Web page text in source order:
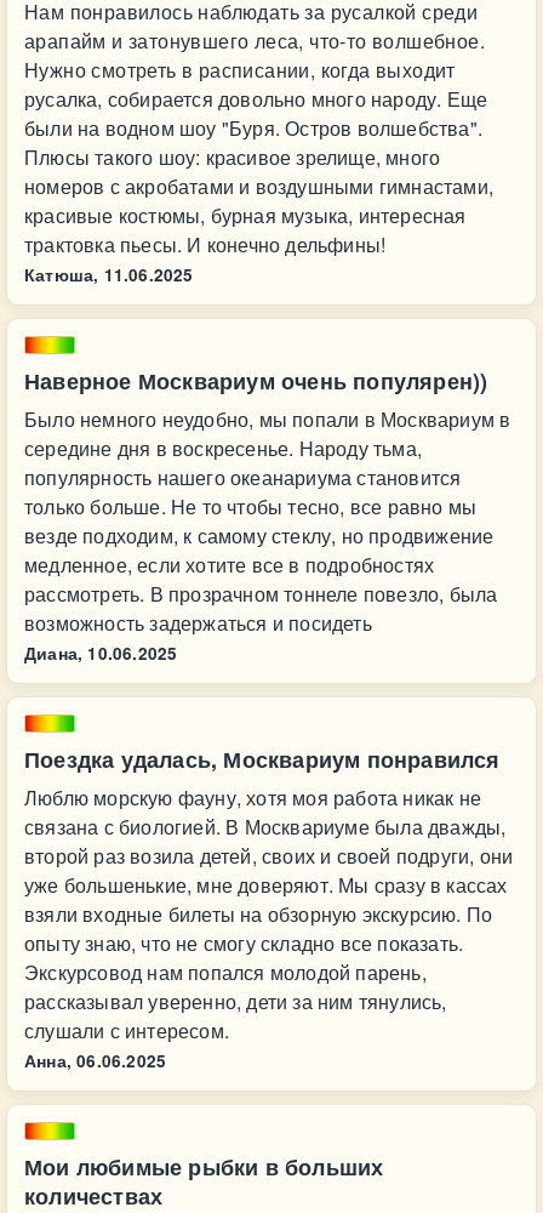
Нам понравилось наблюдать за русалкой среди
арапайм и затонувшего леса, что-то волшебное.
Нужно смотреть в расписании, когда выходит
русалка, собирается довольно много народу. Еще
были на водном шоу "Буря. Остров волшебства".
Плюсы такого шоу: красивое зрелище, много
номеров с акробатами и воздушными гимнастами,
красивые костюмы, бурная музыка, интересная
трактовка пьесы. И конечно дельфины!
Катюша, 11.06.2025
Наверное Москвариум очень популярен))
Было немного неудобно, мы попали в Москвариум в
середине дня в воскресенье. Народу тьма,
популярность нашего океанариума становится
только больше. Не то чтобы тесно, все равно мы
везде подходим, к самому стеклу, но продвижение
медленное, если хотите все в подробностях
рассмотреть. В прозрачном тоннеле повезло, была
возможность задержаться и посидеть
Диана, 10.06.2025
Поездка удалась, Москвариум понравился
Люблю морскую фауну, хотя моя работа никак не
связана с биологией. В Москвариуме была дважды,
второй раз возила детей, своих и своей подруги, они
уже большенькие, мне доверяют. Мы сразу в кассах
взяли входные билеты на обзорную экскурсию. По
опыту знаю, что не смогу складно все показать.
Экскурсовод нам попался молодой парень,
рассказывал уверенно, дети за ним тянулись,
слушали с интересом.
Анна, 06.06.2025
Мои любимые рыбки в больших
количествах